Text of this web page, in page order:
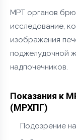
МРТ органов
исследование,
изображения
поджелудочной
надпочечников.
Показания к
(МРХПГ)
Подозрение